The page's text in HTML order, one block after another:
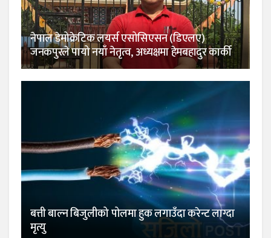
नेपाल डेमोक्रेटिक लयर्स एसोसिएसन (डिएलए)
जनकपुरले पायो नयाँ नेतृत्व, अध्यक्षमा हेमबहादुर कार्की
बत्ती बाल्न बिजुलीको पोलमा हुक लगाउँदा करेन्ट लाग्दा
मृत्यु